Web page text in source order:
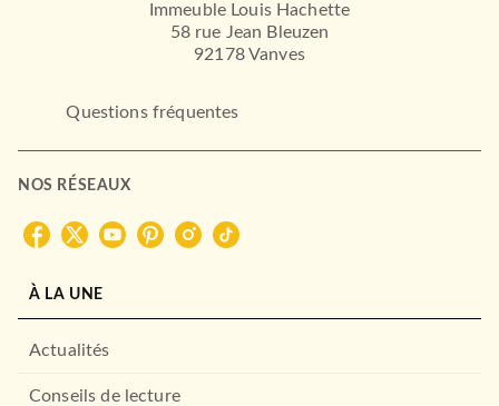
Immeuble Louis Hachette
58 rue Jean Bleuzen
92178 Vanves
Questions fréquentes
NOS RÉSEAUX
À LA UNE
Actualités
Conseils de lecture